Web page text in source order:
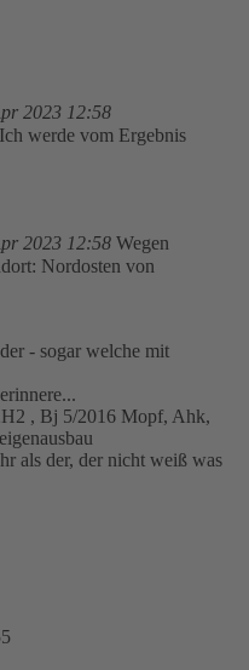
2023 12:58
werde vom Ergebnis
2023 12:58 Wegen
Nordosten von
- sogar welche mit
, Bj 5/2016 Mopf, Ahk,
als der, der nicht weiß was